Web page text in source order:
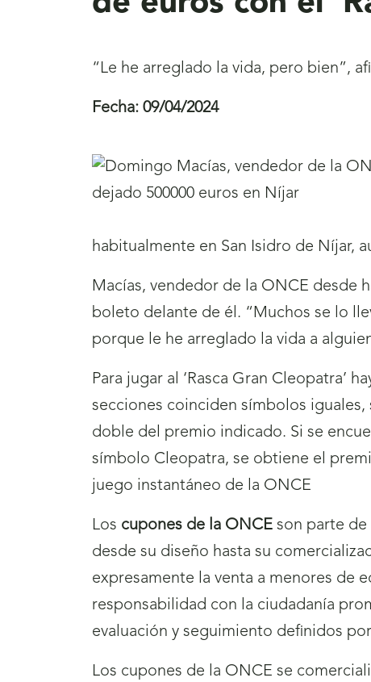
“Le he arreglado la vida, pero bien”,
Fecha: 09/04/2024
habitualmente en San Isidro de Níjar,
Macías, vendedor de la ONCE desde
boleto delante de él. “Muchos se lo
porque le he arreglado la vida a
Para jugar al ‘Rasca Gran Cleopatra’
secciones coinciden símbolos
doble del premio indicado. Si se
símbolo Cleopatra, se obtiene el
juego instantáneo de la ONCE
Los cupones de la ONCE son parte de
desde su diseño hasta su
expresamente la venta a menores de
responsabilidad con la ciudadanía
evaluación y seguimiento definidos
Los cupones de la ONCE se